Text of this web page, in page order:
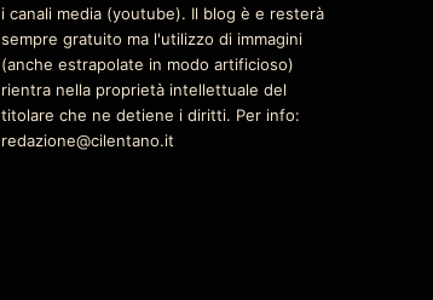
i canali media (youtube). Il blog è e resterà
sempre gratuito ma l'utilizzo di immagini
(anche estrapolate in modo artificioso)
rientra nella proprietà intellettuale del
titolare che ne detiene i diritti. Per info:
redazione@cilentano.it